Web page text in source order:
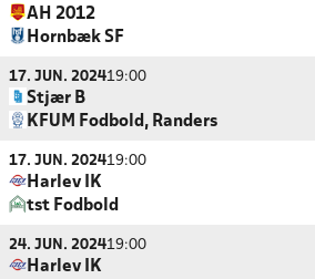
AH 2012
Hornbæk SF
17. JUN. 202419:00
Stjær B
KFUM Fodbold, Randers
17. JUN. 202419:00
Harlev IK
tst Fodbold
24. JUN. 202419:00
Harlev IK